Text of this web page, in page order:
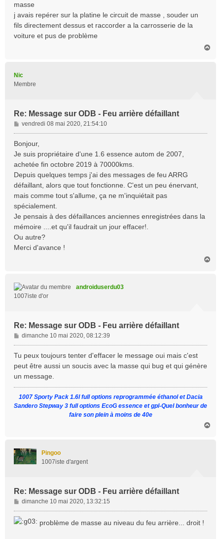
g
e
masse
j avais repérer sur la platine le circuit de masse , souder un
fils directement dessus et raccorder a la carrosserie de la
voiture et pus de problème
Nic
Membre
Re: Message sur ODB - Feu arrière défaillant
M
e
s
g
e
vendredi 08 mai 2020, 21:54:10
Bonjour,
Je suis propriétaire d'une 1.6 essence autom de 2007,
achetée fin octobre 2019 à 70000kms.
Depuis quelques temps j'ai des messages de feu ARRG
défaillant, alors que tout fonctionne. C'est un peu énervant,
mais comme tout s'allume, ça ne m'inquiétait pas
spécialement.
Je pensais à des défaillances anciennes enregistrées dans la
mémoire ....et qu'il faudrait un jour effacer!.
Ou autre?
Merci d'avance !
androiduserdu03
1007iste d'or
Re: Message sur ODB - Feu arrière défaillant
M
e
s
g
e
dimanche 10 mai 2020, 08:12:39
Tu peux toujours tenter d'effacer le message oui mais c'est
peut être aussi un soucis avec la masse qui bug et qui génère
un message.
1007 Sporty Pack 1.6l full options reprogrammée éthanol et Dacia
Sandero Stepway 3 full options EcoG essence et gpl-Quel bonheur de
faire son plein à moins de 40e
Pingoo
1007iste d'argent
Re: Message sur ODB - Feu arrière défaillant
M
e
s
dimanche 10 mai 2020, 13:32:15
problème de masse au niveau du feu arrière... droit !